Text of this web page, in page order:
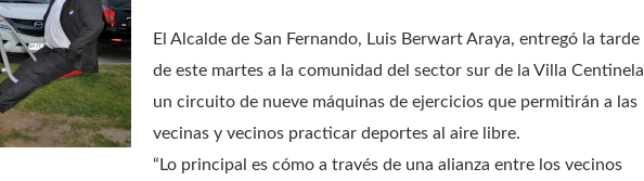
El Alcalde de San Fernando, Luis Berwart Araya, entregó la tarde
de este martes a la comunidad del sector sur de la Villa Centinela
un circuito de nueve máquinas de ejercicios que permitirán a las
vecinas y vecinos practicar deportes al aire libre.
“Lo principal es cómo a través de una alianza entre los vecinos